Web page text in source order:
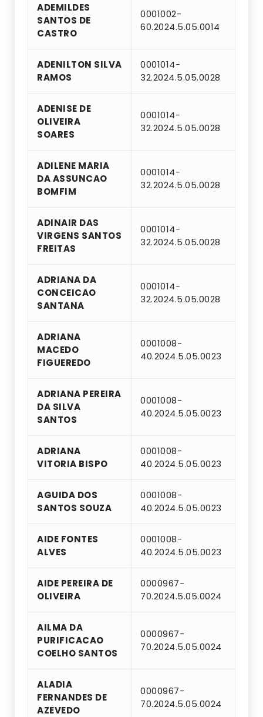
ADEMILDES
SANTOS DE
CASTRO
0001002-
60.2024.5.05.0014
ADENILTON SILVA
RAMOS
0001014-
32.2024.5.05.0028
ADENISE DE
OLIVEIRA
SOARES
0001014-
32.2024.5.05.0028
ADILENE MARIA
DA ASSUNCAO
BOMFIM
0001014-
32.2024.5.05.0028
ADINAIR DAS
VIRGENS SANTOS
FREITAS
0001014-
32.2024.5.05.0028
ADRIANA DA
CONCEICAO
SANTANA
0001014-
32.2024.5.05.0028
ADRIANA
MACEDO
FIGUEREDO
0001008-
40.2024.5.05.0023
ADRIANA PEREIRA
DA SILVA
SANTOS
0001008-
40.2024.5.05.0023
ADRIANA
VITORIA BISPO
0001008-
40.2024.5.05.0023
AGUIDA DOS
SANTOS SOUZA
0001008-
40.2024.5.05.0023
AIDE FONTES
ALVES
0001008-
40.2024.5.05.0023
AIDE PEREIRA DE
OLIVEIRA
0000967-
70.2024.5.05.0024
AILMA DA
PURIFICACAO
COELHO SANTOS
0000967-
70.2024.5.05.0024
ALADIA
FERNANDES DE
AZEVEDO
0000967-
70.2024.5.05.0024